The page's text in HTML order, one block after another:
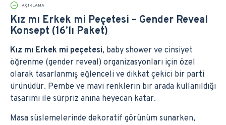
AÇIKLAMA
Kız mı Erkek mi Peçetesi – Gender Reveal
Konsept (16’lı Paket)
Kız mı Erkek mi peçetesi, baby shower ve cinsiyet
öğrenme (gender reveal) organizasyonları için özel
olarak tasarlanmış eğlenceli ve dikkat çekici bir parti
ürünüdür. Pembe ve mavi renklerin bir arada kullanıldığı
tasarımı ile sürpriz anına heyecan katar.
Masa süslemelerinde dekoratif görünüm sunarken,